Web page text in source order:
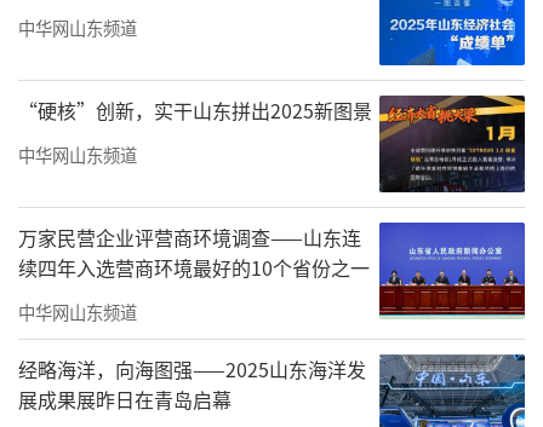
中华网山东频道
“硬核”创新，实干山东拼出2025新图景
中华网山东频道
万家民营企业评营商环境调查——山东连
续四年入选营商环境最好的10个省份之一
中华网山东频道
经略海洋，向海图强——2025山东海洋发
展成果展昨日在青岛启幕